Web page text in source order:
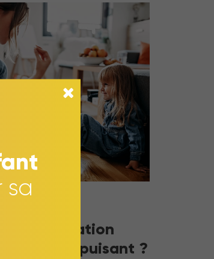
la coopération
enfant : Épuisant ?
sa